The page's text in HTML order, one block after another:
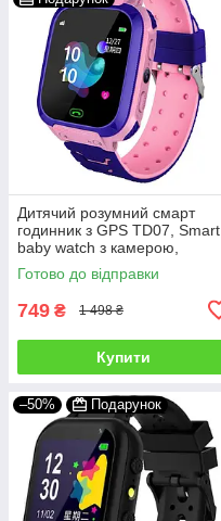
Дитячий розумний смарт
годинник з GPS TD07, Smart
baby watch з камерою,
прослуховуванням,
Годинник-телефон для дітей
Готово до відправки
749 ₴ 1 498 ₴
Купити
–50% Подарунок